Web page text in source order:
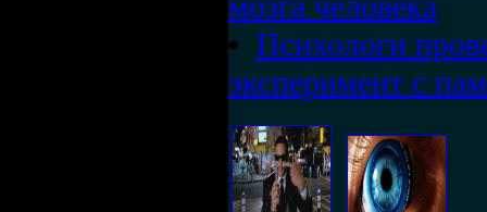
Психологи
эксперимент с